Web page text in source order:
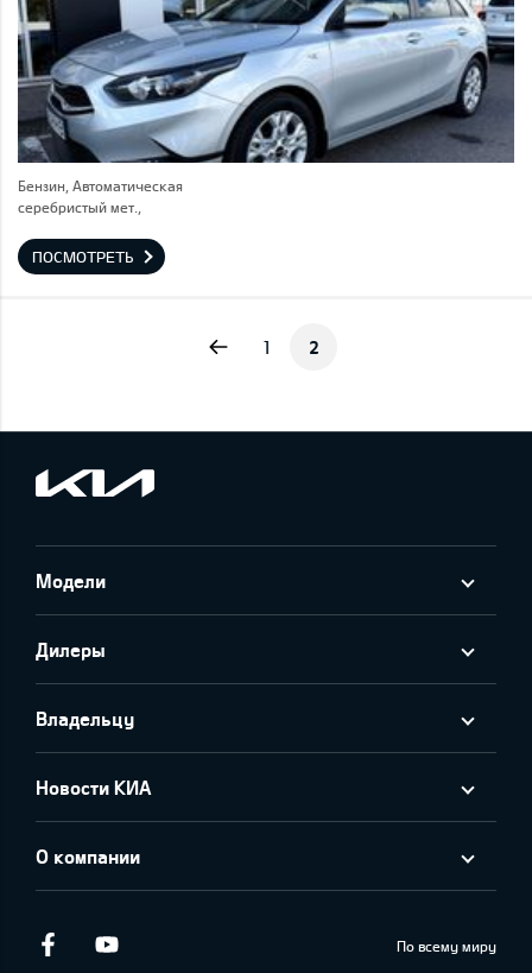
Бензин, Автоматическая
серебристый мет.,
ПОСМОТРЕТЬ
1 2
Модели
Дилеры
Владельцу
Новости КИА
О компании
Facebook По всему миру